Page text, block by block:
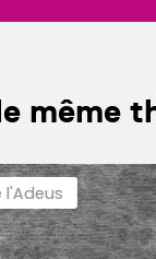
même
l'Adeus